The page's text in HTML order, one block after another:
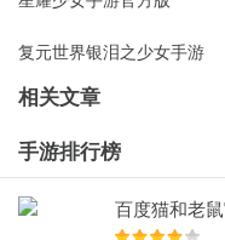
次日登陆可领取4星舰姬
舟，更有20000晶核等大量
【独特的即时海战玩法，融
性加以融合，形成了更加
复元世界银泪之少女手游
相关文章
手游排行榜
百度猫和老